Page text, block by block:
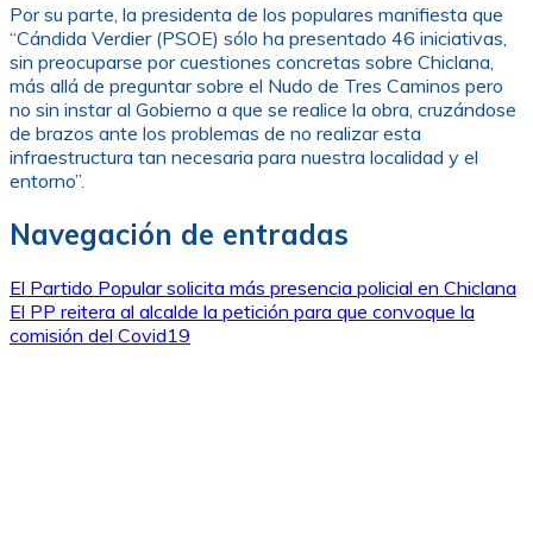
Por su parte, la presidenta de los populares manifiesta que
“Cándida Verdier (PSOE) sólo ha presentado 46 iniciativas,
sin preocuparse por cuestiones concretas sobre Chiclana,
más allá de preguntar sobre el Nudo de Tres Caminos pero
no sin instar al Gobierno a que se realice la obra, cruzándose
de brazos ante los problemas de no realizar esta
infraestructura tan necesaria para nuestra localidad y el
entorno”.
Navegación de entradas
El Partido Popular solicita más presencia policial en Chiclana
El PP reitera al alcalde la petición para que convoque la
comisión del Covid19